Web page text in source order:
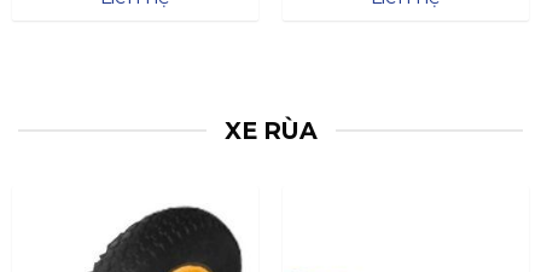
XE RÙA